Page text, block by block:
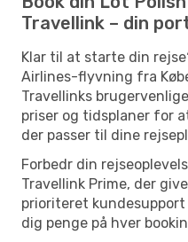
Travellink – din
Klar til at starte din
Airlines-flyvning fra
Travellinks
priser og tidsplaner for
der passer til dine
Forbedr din
Travellink Prime, der
prioriteret kundesupport
dig penge på hver